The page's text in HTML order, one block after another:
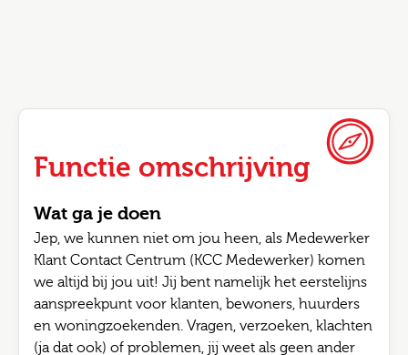
Functie omschrijving
Wat ga je doen
Jep, we kunnen niet om jou heen, als Medewerker
Klant Contact Centrum (KCC Medewerker) komen
we altijd bij jou uit! Jij bent namelijk het eerstelijns
aanspreekpunt voor klanten, bewoners, huurders
en woningzoekenden. Vragen, verzoeken, klachten
(ja dat ook) of problemen, jij weet als geen ander